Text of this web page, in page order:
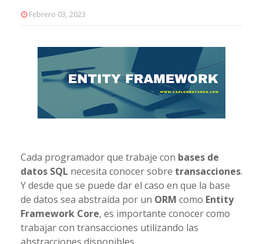
Febrero 03, 2023
Cada programador que trabaje con bases de
datos SQL necesita conocer sobre transacciones.
Y desde que se puede dar el caso en que la base
de datos sea abstraída por un ORM como Entity
Framework Core, es importante conocer como
trabajar con transacciones utilizando las